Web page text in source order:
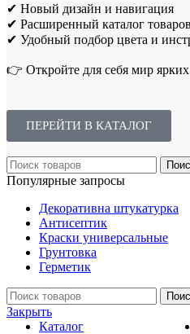
✔ Новый дизайн и навигация
✔ Расширенный каталог товаров
✔ Удобный подбор цвета и
👉 Откройте для себя мир
ПЕРЕЙТИ В КАТАЛОГ
Популярные запросы
Декоративна штукатурка
Антисептик
Краски универсальные
Грунтовка
Герметик
Закрыть
Каталог